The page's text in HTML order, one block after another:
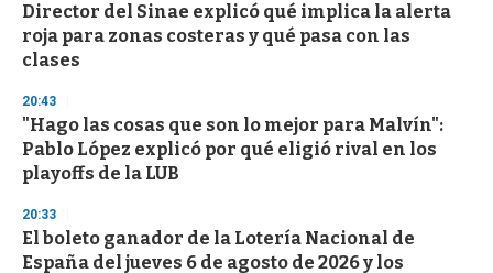
Director del Sinae explicó qué implica la alerta
roja para zonas costeras y qué pasa con las
clases
20:43
"Hago las cosas que son lo mejor para Malvín":
Pablo López explicó por qué eligió rival en los
playoffs de la LUB
20:33
El boleto ganador de la Lotería Nacional de
España del jueves 6 de agosto de 2026 y los